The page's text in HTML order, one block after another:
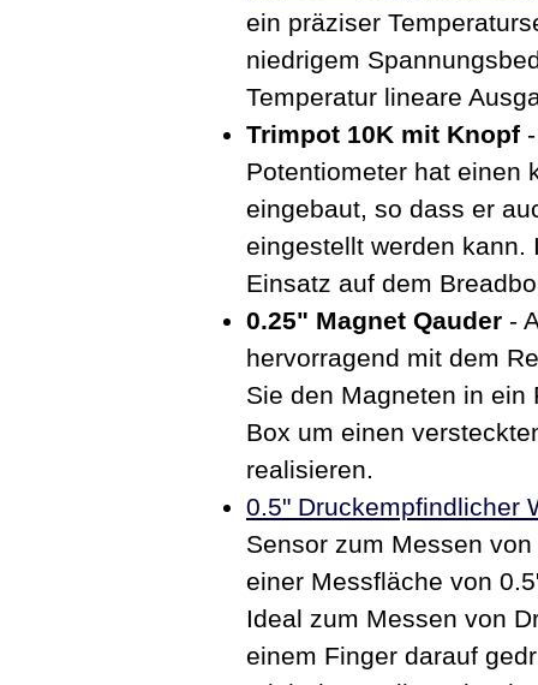
ein präziser
niedrigem
Temperatur lineare
Trimpot 10K mit Knopf
Potentiometer hat einen
eingebaut, so dass er
eingestellt werden kann.
Einsatz auf dem
0.25" Magnet Qauder -
hervorragend mit dem
Sie den Magneten in ein
Box um einen
realisieren.
0.5" Druckempfindlicher
Sensor zum Messen
einer Messfläche von
Ideal zum Messen von
einem Finger darauf